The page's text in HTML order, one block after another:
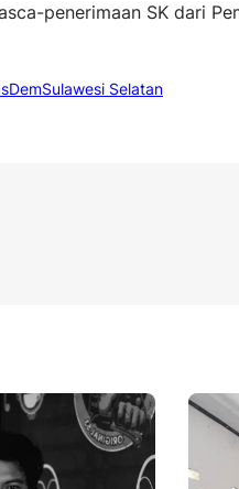
penerimaan SK dari
Sulawesi Selatan